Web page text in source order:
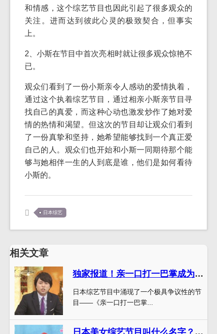
和情感，这个综艺节目也因此引起了很多观众的
关注。进而达到彼此心灵的极致契合，但事实
上。
2、小斯在节目中首次亮相时就让很多观众惊艳不
已。
观众们看到了一份小斯亲令人感动的爱情执着，
通过这个执着综艺节目，通过相亲小斯亲节目寻
找自己的真爱，而这种心动也激发炒作了她对爱
情的热情和渴望。但这次的节目却让观众们看到
了一份真挚和坚持，她希望能够找到一个真正爱
自己的人。观众们也开始和小斯一同期待那个能
够与她相伴一生的人到底是谁，他们是如何看待
小斯的。
日本综艺
相关文章
独家报道！亲一口打一巴掌成为日本综艺第一名节目
日本综艺节目中涌现了一个极具争议性的节
目——《亲一口打一巴掌...
日本美女综艺节目叫什么名字？你一定想知道